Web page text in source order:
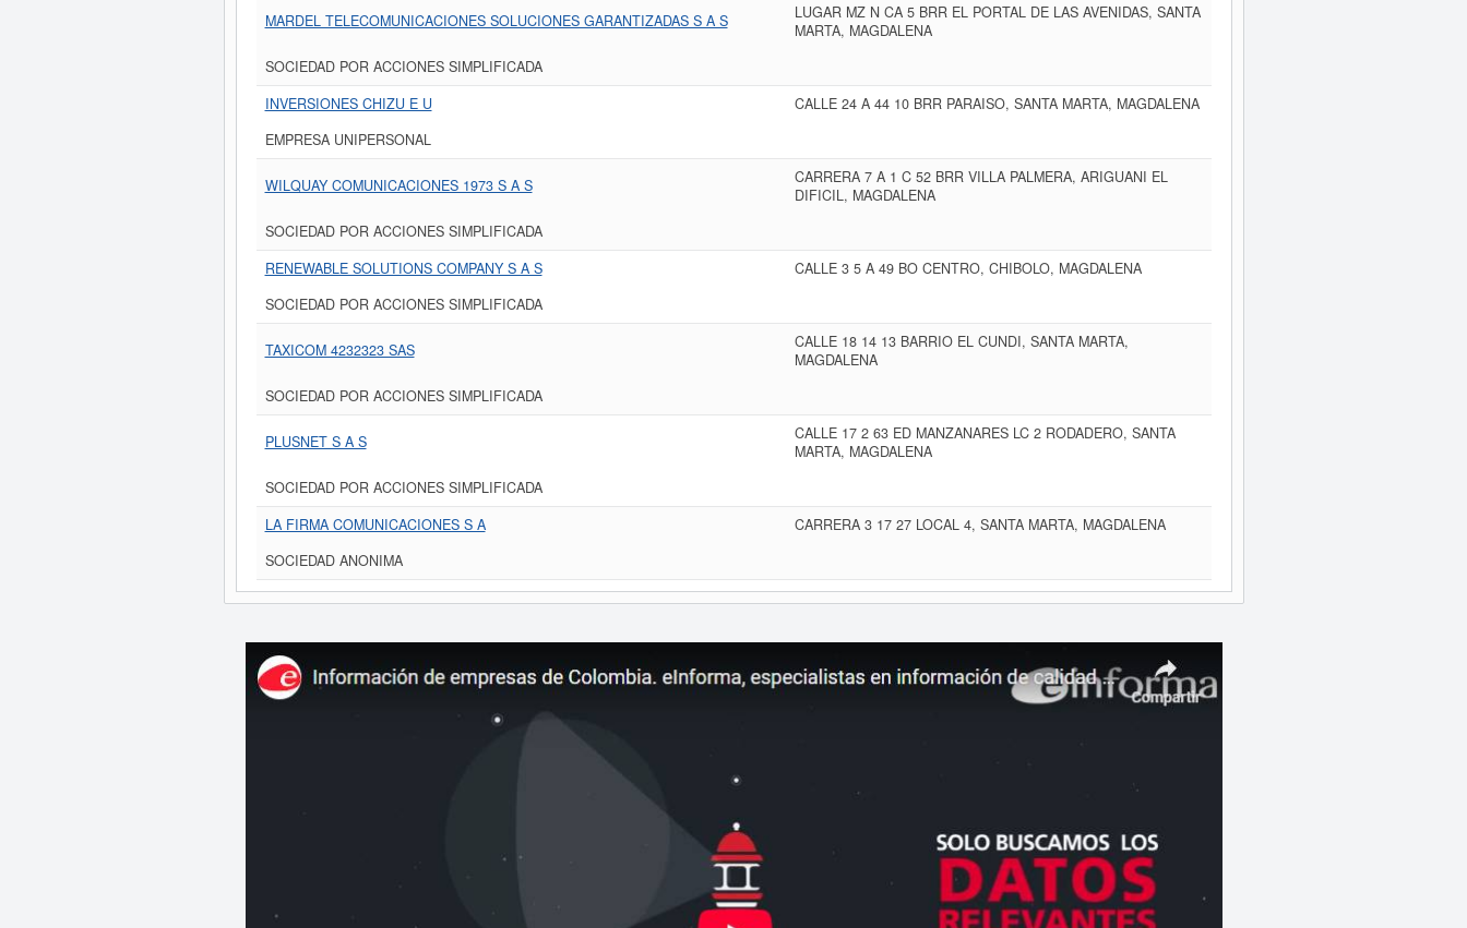
MARDEL TELECOMUNICACIONES SOLUCIONES GARANTIZADAS S A S
LUGAR MZ N CA 5 BRR EL PORTAL DE LAS AVENIDAS, SANTA
MARTA, MAGDALENA
SOCIEDAD POR ACCIONES SIMPLIFICADA
INVERSIONES CHIZU E U
CALLE 24 A 44 10 BRR PARAISO, SANTA MARTA, MAGDALENA
EMPRESA UNIPERSONAL
WILQUAY COMUNICACIONES 1973 S A S
CARRERA 7 A 1 C 52 BRR VILLA PALMERA, ARIGUANI EL
DIFICIL, MAGDALENA
SOCIEDAD POR ACCIONES SIMPLIFICADA
RENEWABLE SOLUTIONS COMPANY S A S
CALLE 3 5 A 49 BO CENTRO, CHIBOLO, MAGDALENA
SOCIEDAD POR ACCIONES SIMPLIFICADA
TAXICOM 4232323 SAS
CALLE 18 14 13 BARRIO EL CUNDI, SANTA MARTA,
MAGDALENA
SOCIEDAD POR ACCIONES SIMPLIFICADA
PLUSNET S A S
CALLE 17 2 63 ED MANZANARES LC 2 RODADERO, SANTA
MARTA, MAGDALENA
SOCIEDAD POR ACCIONES SIMPLIFICADA
LA FIRMA COMUNICACIONES S A
CARRERA 3 17 27 LOCAL 4, SANTA MARTA, MAGDALENA
SOCIEDAD ANONIMA